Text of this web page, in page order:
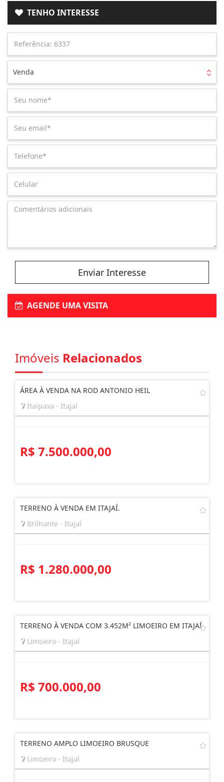
TENHO INTERESSE
Venda
Enviar Interesse
AGENDE UMA VISITA
Imóveis Relacionados
ÁREA À VENDA NA ROD ANTONIO HEIL
Itaipava - Itajaí
R$ 7.500.000,00
TERRENO À VENDA EM ITAJAÍ.
Brilhante - Itajaí
R$ 1.280.000,00
TERRENO À VENDA COM 3.452M² LIMOEIRO EM ITAJAÍ
Limoeiro - Itajaí
R$ 700.000,00
TERRENO AMPLO LIMOEIRO BRUSQUE
Limoeiro - Itajaí